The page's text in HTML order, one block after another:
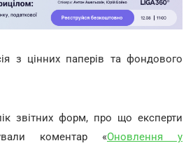
з цінних паперів та фондового
звітних форм, про що експерти
коментар «Оновлення у